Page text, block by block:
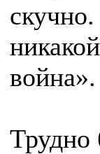
война».
Трудно